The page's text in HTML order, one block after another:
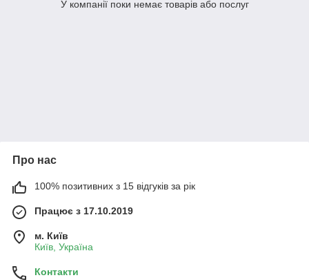
У компанії поки немає товарів або послуг
Про нас
100% позитивних з 15 відгуків за рік
Працює з 17.10.2019
м. Київ
Київ, Україна
Контакти